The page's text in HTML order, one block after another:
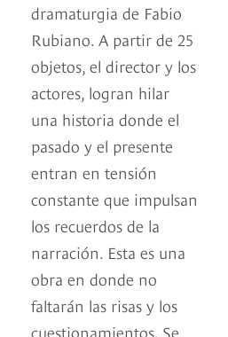
dramaturgia de Fabio
Rubiano. A partir de 25
objetos, el director y los
actores, logran hilar
una historia donde el
pasado y el presente
entran en tensión
constante que impulsan
los recuerdos de la
narración. Esta es una
obra en donde no
faltarán las risas y los
cuestionamientos. Se